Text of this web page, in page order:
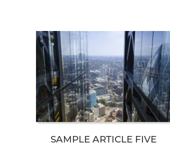
SAMPLE ARTICLE FIVE